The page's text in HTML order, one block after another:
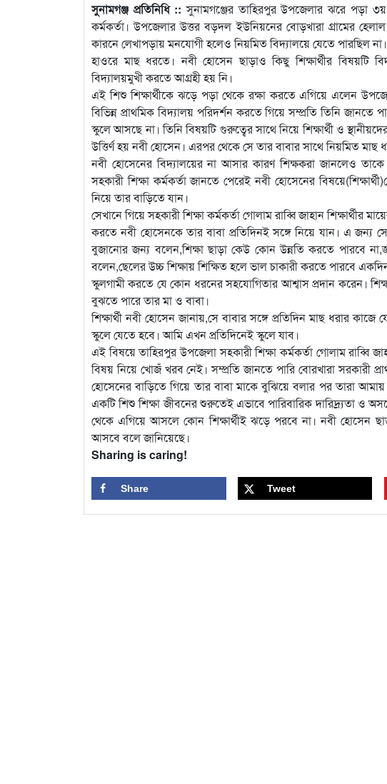
সুনামগঞ্জ প্রতিনিধি :: সুনামগঞ্জের তাহিরপুর উপজেলার ঝরে পড়া ৩য়
কর্মকর্তা। উপজেলার উত্তর বড়দল ইউনিয়নের বোড়খারা গ্রামের
কারনে লেখাপড়ায় মনযোগী হলেও নিয়মিত বিদ্যালয়ে যেতে পারছিল
হাওরে মাছ ধরতে। নবী হোসেন ছাড়াও কিছু শিক্ষার্থীর বিষয়টি
বিদ্যালয়মুখী করতে আগ্রহী হয় নি।
এই শিশু শিক্ষার্থীকে ঝড়ে পড়া থেকে রক্ষা করতে এগিয়ে এলেন
বিভিন্ন প্রাথমিক বিদ্যালয় পরিদর্শন করতে গিয়ে সম্প্রতি তিনি জানতে
স্কুলে আসছে না। তিনি বিষয়টি গুরুত্বের সাথে নিয়ে শিক্ষার্থী ও
উত্তির্ণ হয় নবী হোসেন। এরপর থেকে সে তার বাবার সাথে নিয়মিত
নবী হোসেনের বিদ্যালয়ের না আসার কারণ শিক্ষকরা জানলেও
সহকারী শিক্ষা কর্মকর্তা জানতে পেরেই নবী হোসেনের
নিয়ে তার বাড়িতে যান।
সেখানে গিয়ে সহকারী শিক্ষা কর্মকর্তা গোলাম রাব্বি জাহান
করতে নবী হোসেনকে তার বাবা প্রতিদিনই সঙ্গে নিয়ে যান। এ জন্য
বুজানোর জন্য বলেন,শিক্ষা ছাড়া কেউ কোন উন্নতি করতে পারবে
বলেন,ছেলের উচ্চ শিক্ষায় শিক্ষিত হলে ভাল চাকারী করতে পারবে
স্কুলগামী করতে যে কোন ধরনের সহযোগিতার আশ্বাস প্রদান করেন।
বুঝতে পারে তার মা ও বাবা।
শিক্ষার্থী নবী হোসেন জানায়,সে বাবার সঙ্গে প্রতিদিন মাছ ধরার
স্কুলে যেতে হবে। আমি এখন প্রতিদিনেই স্কুলে যাব।
এই বিষয়ে তাহিরপুর উপজেলা সহকারী শিক্ষা কর্মকর্তা গোলাম রাব্বি
বিষয় নিয়ে খোজঁ খরব নেই। সম্প্রতি জানতে পারি বোরখারা সরকারী
হোসেনের বাড়িতে গিয়ে তার বাবা মাকে বুঝিয়ে বলার পর তারা
একটি শিশু শিক্ষা জীবনের শুরুতেই এভাবে পারিবারিক দারিদ্র্যতা ও
থেকে এগিয়ে আসলে কোন শিক্ষার্থীই ঝড়ে পরবে না। নবী হোসেন
আসবে বলে জানিয়েছে।
Sharing is caring!
Share Tweet